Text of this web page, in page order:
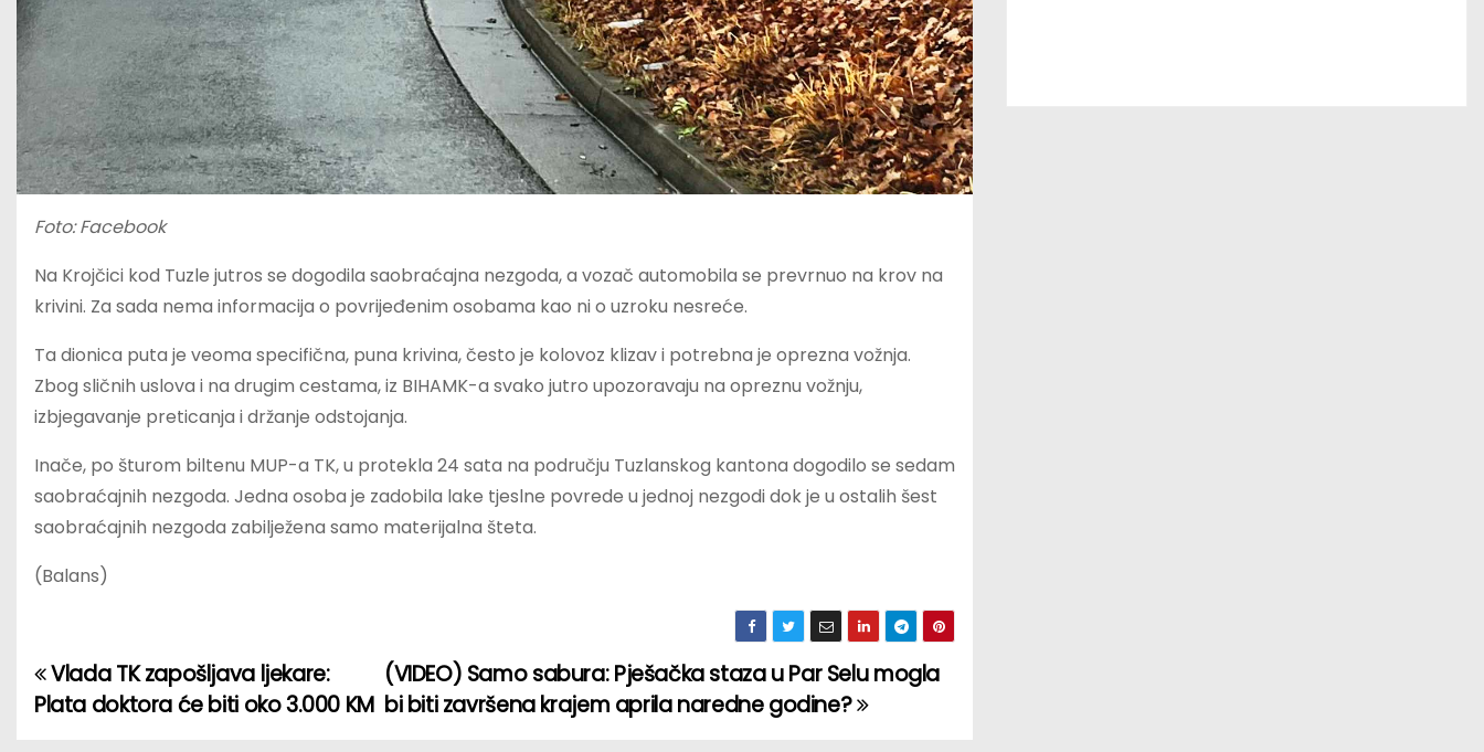
Foto: Facebook
Na Krojčici kod Tuzle jutros se dogodila saobraćajna nezgoda, a vozač automobila se prevrnuo na krov na
krivini. Za sada nema informacija o povrijeđenim osobama kao ni o uzroku nesreće.
Ta dionica puta je veoma specifična, puna krivina, često je kolovoz klizav i potrebna je oprezna vožnja.
Zbog sličnih uslova i na drugim cestama, iz BIHAMK-a svako jutro upozoravaju na opreznu vožnju,
izbjegavanje preticanja i držanje odstojanja.
Inače, po šturom biltenu MUP-a TK, u protekla 24 sata na području Tuzlanskog kantona dogodilo se sedam
saobraćajnih nezgoda. Jedna osoba je zadobila lake tjeslne povrede u jednoj nezgodi dok je u ostalih šest
saobraćajnih nezgoda zabilježena samo materijalna šteta.
(Balans)
P
(VIDEO) Samo sabura: Pješačka staza u Par Selu mogla
bi biti završena krajem aprila naredne godine?
Vlada TK zapošljava ljekare:
Plata doktora će biti oko 3.000 KM